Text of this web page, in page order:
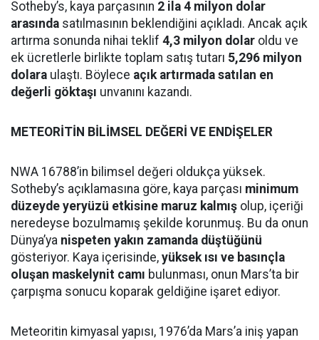
Sotheby’s, kaya parçasının 2 ila 4 milyon dolar
arasında satılmasının beklendiğini açıkladı. Ancak açık
artırma sonunda nihai teklif 4,3 milyon dolar oldu ve
ek ücretlerle birlikte toplam satış tutarı 5,296 milyon
dolara ulaştı. Böylece açık artırmada satılan en
değerli göktaşı unvanını kazandı.
METEORİTİN BİLİMSEL DEĞERİ VE ENDİŞELER
NWA 16788’in bilimsel değeri oldukça yüksek.
Sotheby’s açıklamasına göre, kaya parçası minimum
düzeyde yeryüzü etkisine maruz kalmış olup, içeriği
neredeyse bozulmamış şekilde korunmuş. Bu da onun
Dünya’ya nispeten yakın zamanda düştüğünü
gösteriyor. Kaya içerisinde, yüksek ısı ve basınçla
oluşan maskelynit camı bulunması, onun Mars’ta bir
çarpışma sonucu koparak geldiğine işaret ediyor.
Meteoritin kimyasal yapısı, 1976’da Mars’a iniş yapan